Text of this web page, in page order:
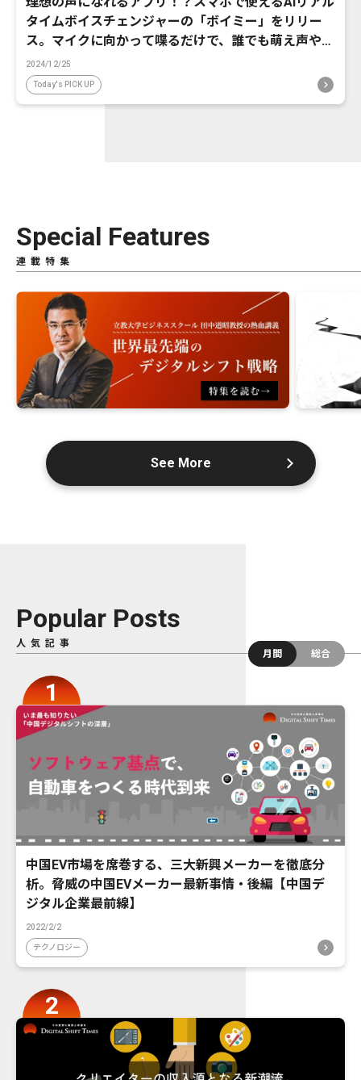
タイムボイスチェンジャーの「ボイミー」をリリー
ス。マイクに向かって喋るだけで、誰でも萌え声やイ
ケボ風に音声変換が可能に。
2024/12/25
Today's PICK UP
Special Features
連載特集
See More
Popular Posts
人気記事
月間
総合
中国EV市場を席巻する、三大新興メーカーを徹底分
析。脅威の中国EVメーカー最新事情・後編【中国デ
ジタル企業最前線】
2022/2/2
テクノロジー